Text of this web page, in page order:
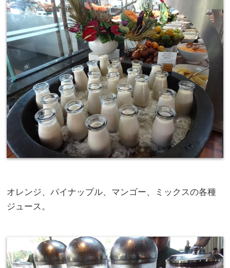
オレンジ、パイナップル、マンゴー、ミックスの各種
ジュース。